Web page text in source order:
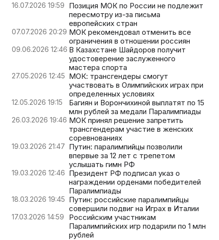
16.07.2026 19:59
Позиция МОК по России не подлежит
пересмотру из-за письма
европейских стран
07.07.2026 20:29 МОК рекомендовал отменить все
ограничения в отношении россиян
09.06.2026 12:46 В Казахстане Шайдоров получит
удостоверение заслуженного
мастера спорта
27.05.2026 12:45 МОК: трансгендеры смогут
участвовать в Олимпийских играх при
определенных условиях
12.05.2026 19:15
Багиян и Ворончихиной выплатят по 15
млн рублей за медали Паралимпиады
26.03.2026 19:46 МОК принял решение запретить
трансгендерам участие в женских
соревнованиях
19.03.2026 21:47 Путин: паралимпийцы позволили
впервые за 12 лет с трепетом
услышать гимн РФ
19.03.2026 12:46 Президент РФ подписал указ о
награждении орденами победителей
Паралимпиады
18.03.2026 19:45 Путин: российские паралимпийцы
совершили подвиг на Играх в Италии
17.03.2026 14:59
Российским участникам
Паралимпийских игр подарили по 1 млн
рублей